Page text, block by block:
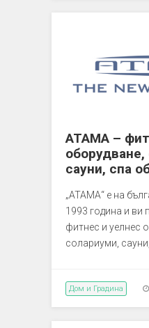
ATAMA –
сауни, спа
„АТАМА“ е на
1993 година и ви
фитнес и уелнес
солариуми, сауни,
Дом и Градина